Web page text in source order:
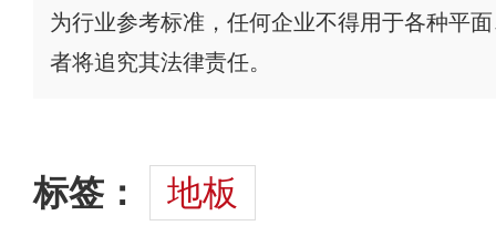
为行业参考标准，任何企业不得用于各种平
者将追究其法律责任。
标签： 地板